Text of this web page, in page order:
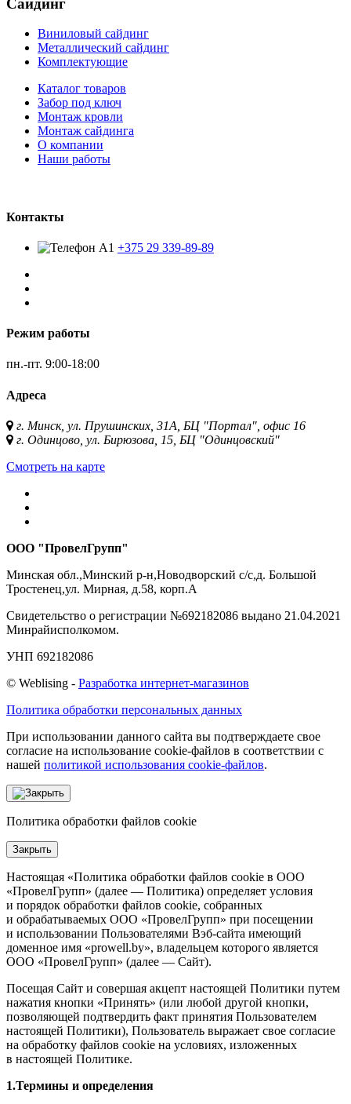
Виниловый сайдинг
Металлический сайдинг
Комплектующие
Каталог товаров
Забор под ключ
Монтаж кровли
Монтаж сайдинга
О компании
Наши работы
Контакты
+375 29 339-89-89
Режим работы
пн.-пт. 9:00-18:00
Адреса
г. Минск, ул. Прушинских, 31А, БЦ "Портал", офис 16
г. Одинцово, ул. Бирюзова, 15, БЦ "Одинцовский"
Смотреть на карте
ООО "ПровелГрупп"
Минская обл.,Минский р-н,Новодворский с/с,д. Большой
Тростенец,ул. Мирная, д.58, корп.А
Свидетельство о регистрации №692182086 выдано 21.04.2021
Минрайисполкомом.
УНП 692182086
© Weblising - Разработка интернет-магазинов
Политика обработки персональных данных
При использовании данного сайта вы подтверждаете свое
согласие на использование cookie-файлов в соответствии с
нашей политикой использования cookie-файлов.
Политика обработки файлов cookie
Закрыть
Настоящая «Политика обработки файлов cookie в ООО
«ПровелГрупп» (далее — Политика) определяет условия
и порядок обработки файлов cookie, собранных
и обрабатываемых ООО «ПровелГрупп» при посещении
и использовании Пользователями Вэб-сайта имеющий
доменное имя «prowell.by», владельцем которого является
ООО «ПровелГрупп» (далее — Сайт).
Посещая Сайт и совершая акцепт настоящей Политики путем
нажатия кнопки «Принять» (или любой другой кнопки,
позволяющей подтвердить факт принятия Пользователем
настоящей Политики), Пользователь выражает свое согласие
на обработку файлов cookie на условиях, изложенных
в настоящей Политике.
1.Термины и определения